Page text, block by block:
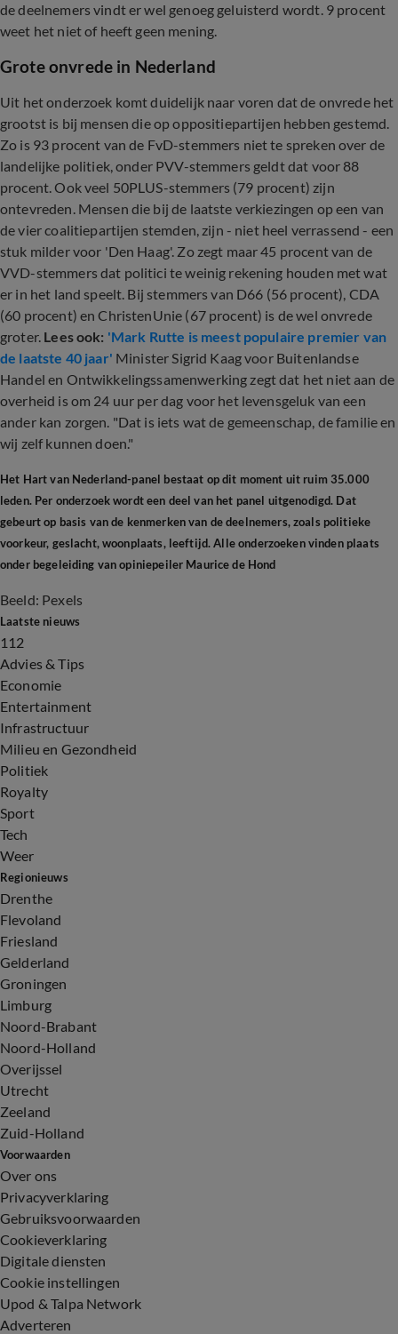
de deelnemers vindt er wel genoeg geluisterd wordt. 9 procent
weet het niet of heeft geen mening.
Grote onvrede in Nederland
Uit het onderzoek komt duidelijk naar voren dat de onvrede het
grootst is bij mensen die op oppositiepartijen hebben gestemd.
Zo is 93 procent van de FvD-stemmers niet te spreken over de
landelijke politiek, onder PVV-stemmers geldt dat voor 88
procent. Ook veel 50PLUS-stemmers (79 procent) zijn
ontevreden. Mensen die bij de laatste verkiezingen op een van
de vier coalitiepartijen stemden, zijn - niet heel verrassend - een
stuk milder voor 'Den Haag'. Zo zegt maar 45 procent van de
VVD-stemmers dat politici te weinig rekening houden met wat
er in het land speelt. Bij stemmers van D66 (56 procent), CDA
(60 procent) en ChristenUnie (67 procent) is de wel onvrede
groter. Lees ook: 'Mark Rutte is meest populaire premier van
de laatste 40 jaar' Minister Sigrid Kaag voor Buitenlandse
Handel en Ontwikkelingssamenwerking zegt dat het niet aan de
overheid is om 24 uur per dag voor het levensgeluk van een
ander kan zorgen. "Dat is iets wat de gemeenschap, de familie en
wij zelf kunnen doen."
Het Hart van Nederland-panel bestaat op dit moment uit ruim 35.000
leden. Per onderzoek wordt een deel van het panel uitgenodigd. Dat
gebeurt op basis van de kenmerken van de deelnemers, zoals politieke
voorkeur, geslacht, woonplaats, leeftijd. Alle onderzoeken vinden plaats
onder begeleiding van opiniepeiler Maurice de Hond
Beeld: Pexels
Laatste nieuws
112
Advies & Tips
Economie
Entertainment
Infrastructuur
Milieu en Gezondheid
Politiek
Royalty
Sport
Tech
Weer
Regionieuws
Drenthe
Flevoland
Friesland
Gelderland
Groningen
Limburg
Noord-Brabant
Noord-Holland
Overijssel
Utrecht
Zeeland
Zuid-Holland
Voorwaarden
Over ons
Privacyverklaring
Gebruiksvoorwaarden
Cookieverklaring
Digitale diensten
Cookie instellingen
Upod & Talpa Network
Adverteren